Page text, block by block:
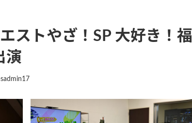
ストやざ！SP 大好き！福
演